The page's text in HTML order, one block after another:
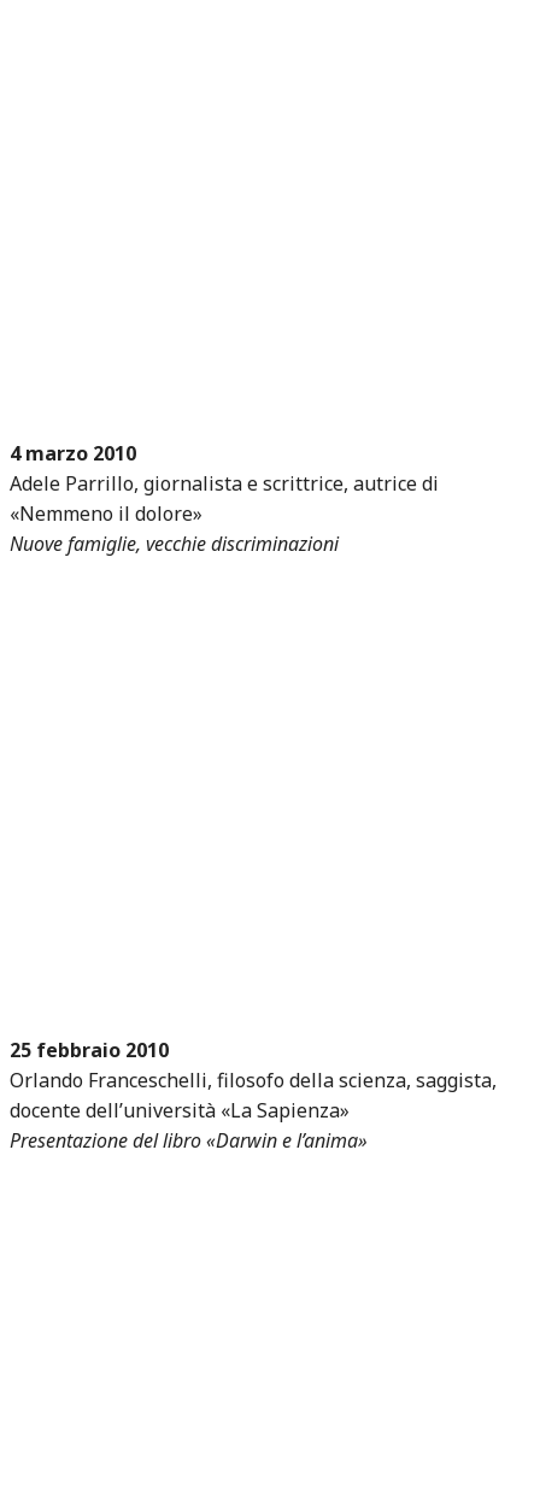
4 marzo 2010
Adele Parrillo, giornalista e scrittrice, autrice di
«Nemmeno il dolore»
Nuove famiglie, vecchie discriminazioni
25 febbraio 2010
Orlando Franceschelli, filosofo della scienza, saggista,
docente dell’università «La Sapienza»
Presentazione del libro «Darwin e l’anima»